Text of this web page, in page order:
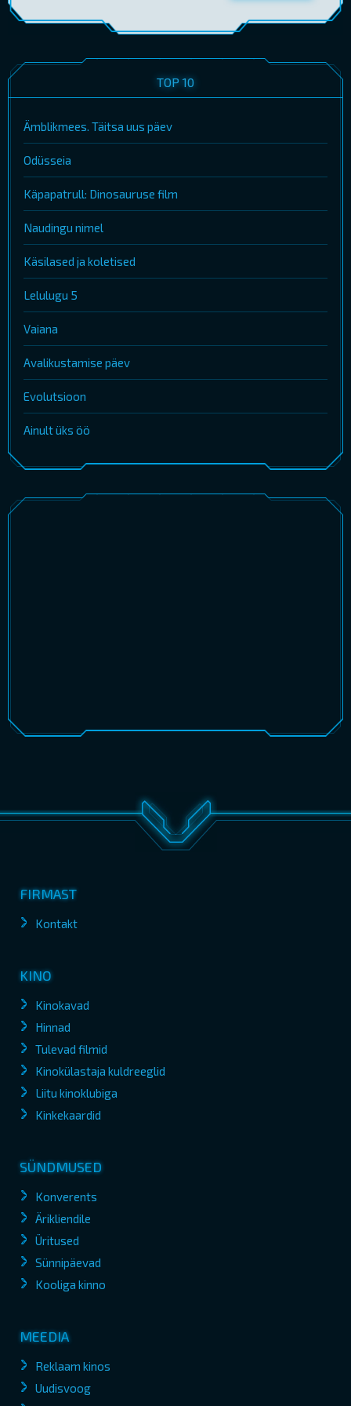
TOP 10
Ämblikmees. Täitsa uus päev
Odüsseia
Käpapatrull: Dinosauruse film
Naudingu nimel
Käsilased ja koletised
Lelulugu 5
Vaiana
Avalikustamise päev
Evolutsioon
Ainult üks öö
FIRMAST
Kontakt
KINO
Kinokavad
Hinnad
Tulevad filmid
Kinokülastaja kuldreeglid
Liitu kinoklubiga
Kinkekaardid
SÜNDMUSED
Konverents
Ärikliendile
Üritused
Sünnipäevad
Kooliga kinno
MEEDIA
Reklaam kinos
Uudisvoog